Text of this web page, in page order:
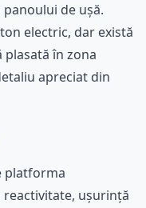
de ușă.
electric, dar există
în zona
apreciat din
platforma
reactivitate, ușurință